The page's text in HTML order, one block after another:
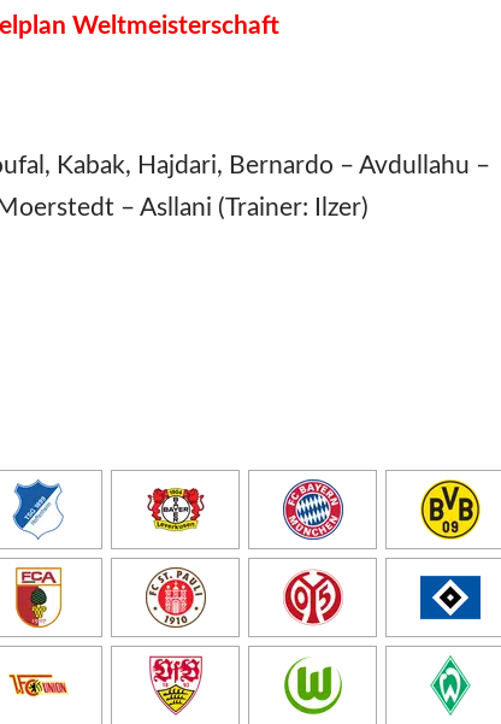
Weltmeisterschaft
Kabak, Hajdari, Bernardo – Avdullahu –
– Asllani (Trainer: Ilzer)